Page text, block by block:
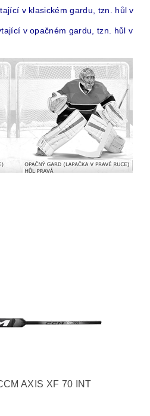
v klasickém gardu, tzn. hůl v
v opačném gardu, tzn. hůl v
AXIS XF 70 INT